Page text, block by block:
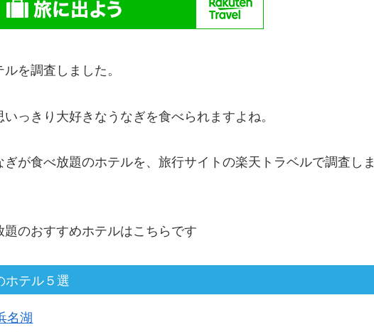
を調査しました。
っきり大好きなうなぎを食べられますよね。
が食べ放題のホテルを、旅行サイトの楽天トラベルで調査しま
のおすすめホテルはこちらです
ホテル５選
名湖